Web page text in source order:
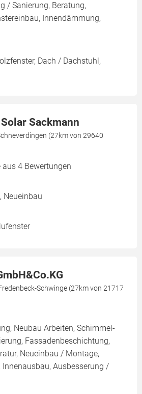
/ Sanierung, Beratung,
Innendämmung,
Dach / Dachstuhl,
Sackmann
(27km von 29640
aus 4 Bewertungen
Neueinbau
Schwinge (27km von 21717
Neubau Arbeiten, Schimmel-
Fassadenbeschichtung,
Neueinbau / Montage,
Ausbesserung /